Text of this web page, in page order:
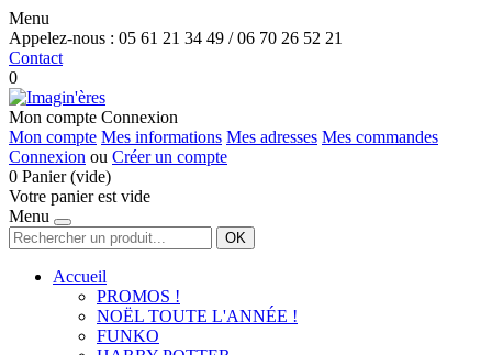
Menu
Appelez-nous : 05 61 21 34 49 / 06 70 26 52 21
Contact
0
Mon compte Connexion
Mon compte Mes informations Mes adresses Mes commandes
Connexion ou Créer un compte
0 Panier (vide)
Votre panier est vide
Menu
OK
Accueil
PROMOS !
NOËL TOUTE L'ANNÉE !
FUNKO